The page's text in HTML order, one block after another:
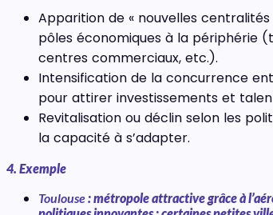
Apparition de « nouvelles
pôles économiques à la périphérie
centres commerciaux, etc.).
Intensification de la concurrence
pour attirer investissements et
Revitalisation ou déclin selon les
la capacité à s’adapter.
4. Exemple
Toulouse: métropole attractive grâce à